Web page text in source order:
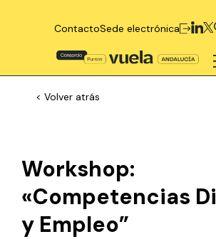
ContactoSede electrónica
< Volver atrás
Workshop:
«Competencias
y Empleo”